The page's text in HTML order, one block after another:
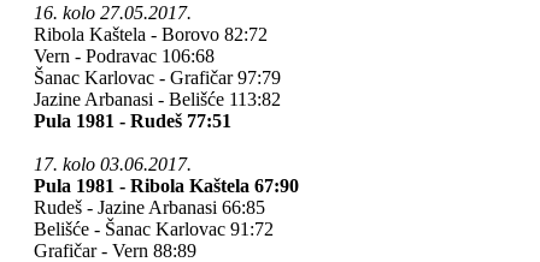
16. kolo 27.05.2017.
Ribola Kaštela - Borovo 82:72
Vern - Podravac 106:68
Šanac Karlovac - Grafičar 97:79
Jazine Arbanasi - Belišće 113:82
Pula 1981 - Rudeš 77:51
17. kolo 03.06.2017.
Pula 1981 - Ribola Kaštela 67:90
Rudeš - Jazine Arbanasi 66:85
Belišće - Šanac Karlovac 91:72
Grafičar - Vern 88:89